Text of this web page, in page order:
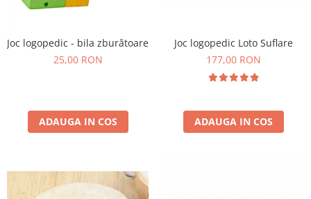
Biciclete si Triciclete
Biciclete Viking Challange
Biciclete Viking Explorer
Triciclete
Camere Senzoriale
Joc logopedic - bila zburătoare
25,00 RON
ADAUGA IN COS
Joc logopedic Loto Suflare
177,00 RON
ADAUGA IN COS